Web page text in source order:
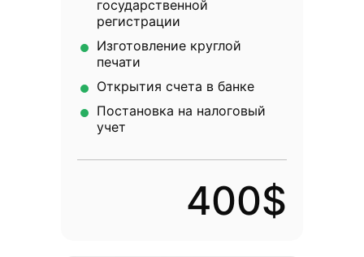
государственной
регистрации
Изготовление круглой
печати
Открытия счета в банке
Постановка на налоговый
учет
400$